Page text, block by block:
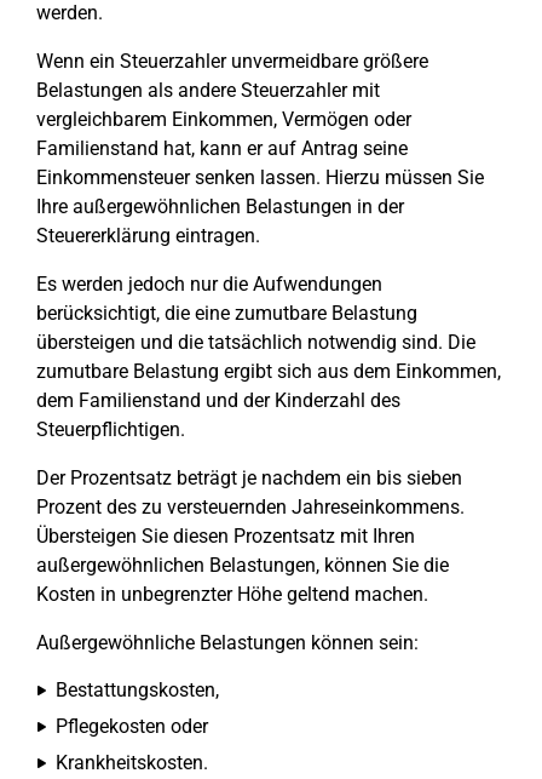
werden.
Wenn ein Steuerzahler unvermeidbare größere
Belastungen als andere Steuerzahler mit
vergleichbarem Einkommen, Vermögen oder
Familienstand hat, kann er auf Antrag seine
Einkommensteuer senken lassen. Hierzu müssen Sie
Ihre außergewöhnlichen Belastungen in der
Steuererklärung eintragen.
Es werden jedoch nur die Aufwendungen
berücksichtigt, die eine zumutbare Belastung
übersteigen und die tatsächlich notwendig sind. Die
zumutbare Belastung ergibt sich aus dem Einkommen,
dem Familienstand und der Kinderzahl des
Steuerpflichtigen.
Der Prozentsatz beträgt je nachdem ein bis sieben
Prozent des zu versteuernden Jahreseinkommens.
Übersteigen Sie diesen Prozentsatz mit Ihren
außergewöhnlichen Belastungen, können Sie die
Kosten in unbegrenzter Höhe geltend machen.
Außergewöhnliche Belastungen können sein:
Bestattungskosten,
Pflegekosten oder
Krankheitskosten.